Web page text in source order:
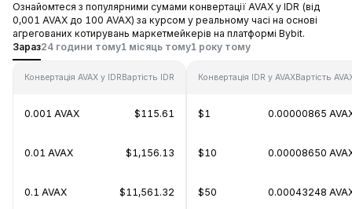
Ознайомтеся з популярними сумами конвертації AVAX у IDR (від
0,001 AVAX до 100 AVAX) за курсом у реальному часі на основі
агрегованих котирувань маркетмейкерів на платформі Bybit.
Зараз24 години тому1 місяць тому1 року тому
Конвертація AVAX у IDRВартість IDR
0.001 AVAX $115.61
0.01 AVAX $1,156.13
0.1 AVAX $11,561.32
Конвертація IDR у AVAXВартість
$1 0.00000865
$10 0.00008650
$50 0.00043248